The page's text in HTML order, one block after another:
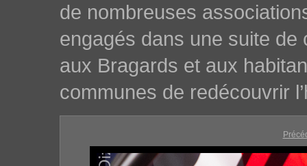
de nombreuses
engagés dans une suite
aux Bragards et aux
communes de redécouvrir